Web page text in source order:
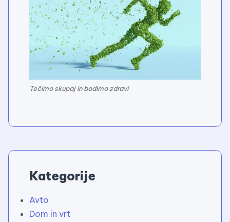
Tečimo skupaj in bodimo zdravi
Kategorije
Avto
Dom in vrt